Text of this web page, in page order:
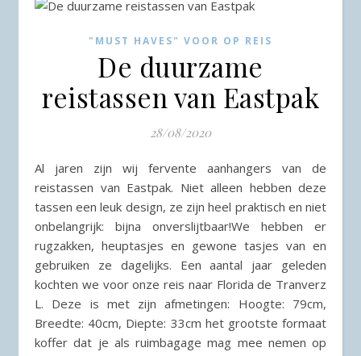
"MUST HAVES" VOOR OP REIS
De duurzame
reistassen van Eastpak
28/08/2020
Al jaren zijn wij fervente aanhangers van de
reistassen van Eastpak. Niet alleen hebben deze
tassen een leuk design, ze zijn heel praktisch en niet
onbelangrijk: bijna onverslijtbaar!We hebben er
rugzakken, heuptasjes en gewone tasjes van en
gebruiken ze dagelijks. Een aantal jaar geleden
kochten we voor onze reis naar Florida de Tranverz
L. Deze is met zijn afmetingen: Hoogte: 79cm,
Breedte: 40cm, Diepte: 33cm het grootste formaat
koffer dat je als ruimbagage mag mee nemen op